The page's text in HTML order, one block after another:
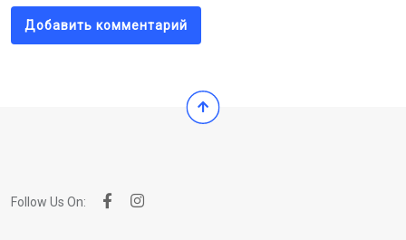
Добавить комментарий
Follow Us On: